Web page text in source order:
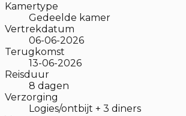
Kamertype
Gedeelde kamer
Vertrekdatum
06-06-2026
Terugkomst
13-06-2026
Reisduur
8 dagen
Verzorging
Logies/ontbijt + 3 diners